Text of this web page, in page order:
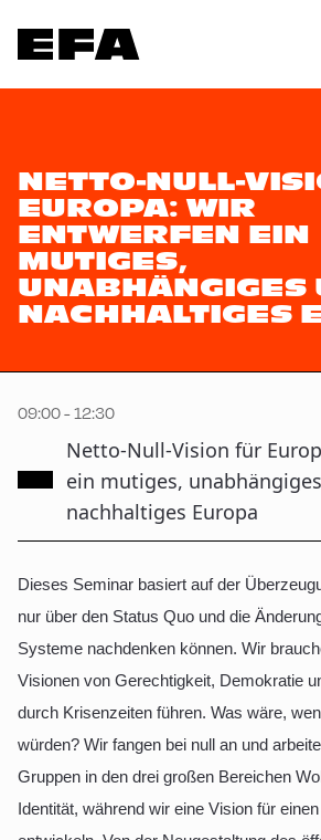
NETTO-NULL-
EUROPA: WIR
ENTWERFEN EIN
MUTIGES,
UNABHÄNGIGES
NACHHALTIGES
09:00 - 12:30
Netto-Null-Vision für
ein mutiges,
nachhaltiges Europa
Dieses Seminar basiert auf der
nur über den Status Quo und die
Systeme nachdenken können. Wir
Visionen von Gerechtigkeit, Demokratie
durch Krisenzeiten führen. Was wäre,
würden? Wir fangen bei null an und
Gruppen in den drei großen Bereichen
Identität, während wir eine Vision für